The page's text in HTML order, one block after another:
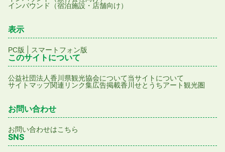
インバウンド（宿泊施設・店舗向け）
表示
PC版 スマートフォン版
このサイトについて
公益社団法人香川県観光協会について当サイトについて
サイトマップ関連リンク集広告掲載香川せとうちアート観光圏
お問い合わせ
お問い合わせはこちら
SNS